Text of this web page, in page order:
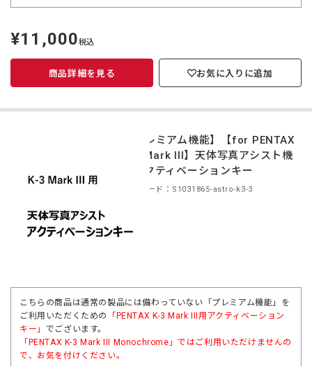
定
価
¥11,000税込
商品詳細を見る お気に入りに追加
【プレミアム機能】【for PENTAX
K-3 Mark III】天体写真アシスト機
能アクティベーションキー
商品コード：S1031865-astro-k3-3
こちらの商品は通常の製品には備わっていない「プレミアム機能」を
ご利用いただくための
「PENTAX K-3 Mark III用アクティベーション
キー」 でございます。
「 PENTAX K-3 Mark III Monochrome」ではご利用いただけませんの
で、お気を付けください。